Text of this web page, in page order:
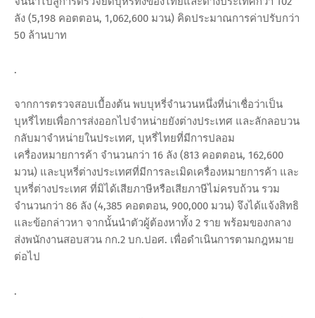
ลัง (5,198 คอตตอน, 1,062,600 มวน) คิดประมาณการค่าปรับกว่า
50 ล้านบาท
.
จากการตรวจสอบเบื้องต้น พบบุหรี่จำนวนหนึ่งที่น่าเชื่อว่าเป็น
บุหรี่ไทยเพื่อการส่งออกไปจำหน่ายยังต่างประเทศ และลักลอบวน
กลับมาจำหน่ายในประเทศ, บุหรี่ไทยที่มีการปลอม
เครื่องหมายการค้า จำนวนกว่า 16 ลัง (813 คอตตอน, 162,600
มวน) และบุหรี่ต่างประเทศที่มีการละเมิดเครื่องหมายการค้า และ
บุหรี่ต่างประเทศ ที่มิได้เสียภาษีหรือเสียภาษีไม่ครบถ้วน รวม
จำนวนกว่า 86 ลัง (4,385 คอตตอน, 900,000 มวน) จึงได้แจ้งสิทธิ
และข้อกล่าวหา จากนั้นนำตัวผู้ต้องหาทั้ง 2 ราย พร้อมของกลาง
ส่งพนักงานสอบสวน กก.2 บก.ปอศ. เพื่อดำเนินการตามกฎหมาย
ต่อไป
.